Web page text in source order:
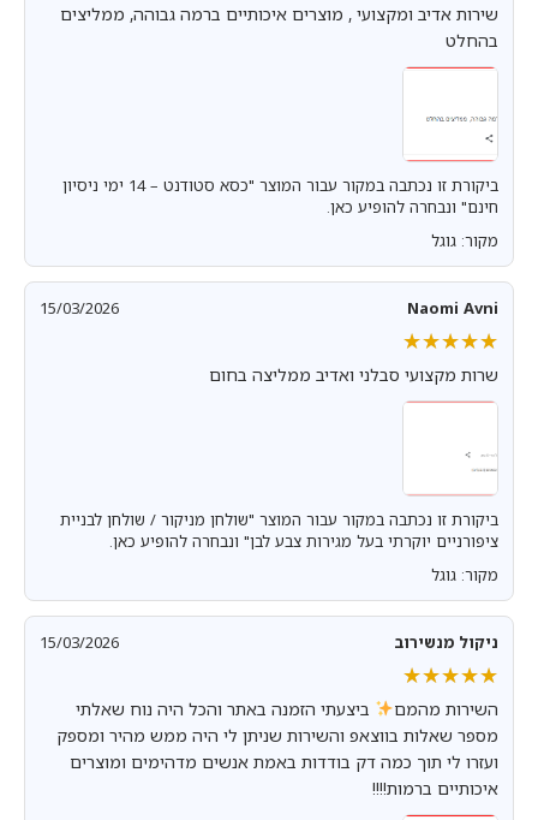
שירות אדיב ומקצועי , מוצרים איכותיים ברמה גבוהה, ממליצים
בהחלט
ביקורת זו נכתבה במקור עבור המוצר "כסא סטודנט – 14 ימי ניסיון
חינם" ונבחרה להופיע כאן.
מקור: גוגל
Naomi Avni
15/03/2026
★★★★★
★★★★★
שרות מקצועי סבלני ואדיב ממליצה בחום
ביקורת זו נכתבה במקור עבור המוצר "שולחן מניקור / שולחן לבניית
ציפורניים יוקרתי בעל מגירות צבע לבן" ונבחרה להופיע כאן.
מקור: גוגל
ניקול מנשירוב 15/03/2026
★★★★★
★★★★★
השירות מהמם
ביצעתי הזמנה באתר והכל היה נוח שאלתי
מספר שאלות בווצאפ והשירות שניתן לי היה ממש מהיר ומספק
ועזרו לי תוך כמה דק בודדות באמת אנשים מדהימים ומוצרים
איכותיים ברמות!!!!